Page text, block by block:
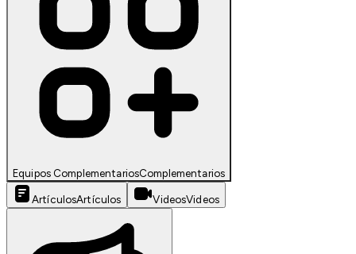
Equipos ComplementariosComplementarios
ArtículosArtículos VideosVideos